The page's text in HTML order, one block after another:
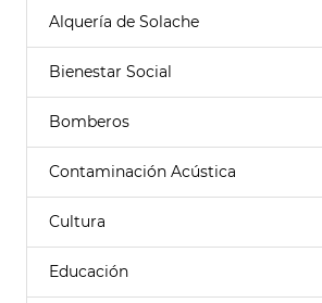
Alquería de Solache
Bienestar Social
Bomberos
Contaminación Acústica
Cultura
Educación